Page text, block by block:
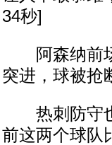
34秒]
阿森纳前场
突进，球被抢
热刺防守也
前这两个球队